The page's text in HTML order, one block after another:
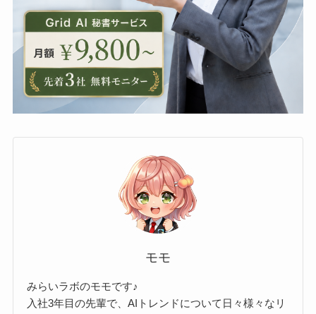
モモ
みらいラボのモモです♪
入社3年目の先輩で、AIトレンドについて日々様々なリ